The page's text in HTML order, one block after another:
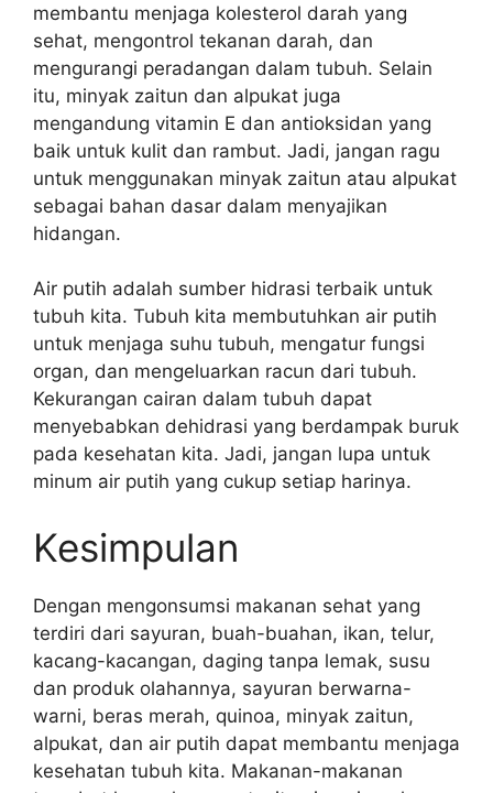
membantu menjaga kolesterol darah yang
sehat, mengontrol tekanan darah, dan
mengurangi peradangan dalam tubuh. Selain
itu, minyak zaitun dan alpukat juga
mengandung vitamin E dan antioksidan yang
baik untuk kulit dan rambut. Jadi, jangan ragu
untuk menggunakan minyak zaitun atau alpukat
sebagai bahan dasar dalam menyajikan
hidangan.
Air putih adalah sumber hidrasi terbaik untuk
tubuh kita. Tubuh kita membutuhkan air putih
untuk menjaga suhu tubuh, mengatur fungsi
organ, dan mengeluarkan racun dari tubuh.
Kekurangan cairan dalam tubuh dapat
menyebabkan dehidrasi yang berdampak buruk
pada kesehatan kita. Jadi, jangan lupa untuk
minum air putih yang cukup setiap harinya.
Kesimpulan
Dengan mengonsumsi makanan sehat yang
terdiri dari sayuran, buah-buahan, ikan, telur,
kacang-kacangan, daging tanpa lemak, susu
dan produk olahannya, sayuran berwarna-
warni, beras merah, quinoa, minyak zaitun,
alpukat, dan air putih dapat membantu menjaga
kesehatan tubuh kita. Makanan-makanan